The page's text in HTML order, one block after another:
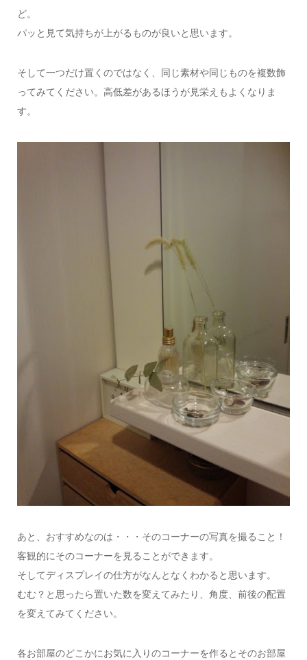
ど。
パッと見て気持ちが上がるものが良いと思います。
そして一つだけ置くのではなく、同じ素材や同じものを複数飾
ってみてください。高低差があるほうが見栄えもよくなりま
す。
あと、おすすめなのは・・・そのコーナーの写真を撮ること！
客観的にそのコーナーを見ることができます。
そしてディスプレイの仕方がなんとなくわかると思います。
むむ？と思ったら置いた数を変えてみたり、角度、前後の配置
を変えてみてください。
各お部屋のどこかにお気に入りのコーナーを作るとそのお部屋